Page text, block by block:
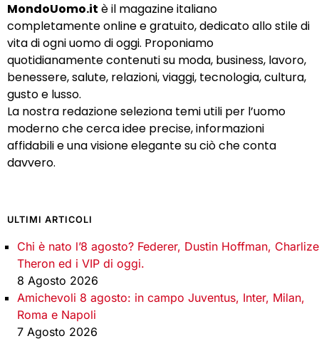
MondoUomo.it è il magazine italiano
completamente online e gratuito, dedicato allo stile di
vita di ogni uomo di oggi. Proponiamo
quotidianamente contenuti su moda, business, lavoro,
benessere, salute, relazioni, viaggi, tecnologia, cultura,
gusto e lusso.
La nostra redazione seleziona temi utili per l’uomo
moderno che cerca idee precise, informazioni
affidabili e una visione elegante su ciò che conta
davvero.
ULTIMI ARTICOLI
Chi è nato l’8 agosto? Federer, Dustin Hoffman, Charlize
Theron ed i VIP di oggi.
8 Agosto 2026
Amichevoli 8 agosto: in campo Juventus, Inter, Milan,
Roma e Napoli
7 Agosto 2026